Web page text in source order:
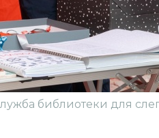
библиотеки для